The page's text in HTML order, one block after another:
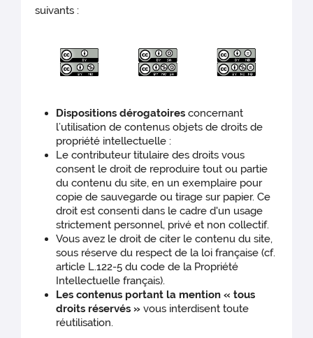
suivants :
Dispositions dérogatoires concernant
l’utilisation de contenus objets de droits de
propriété intellectuelle :
Le contributeur titulaire des droits vous
consent le droit de reproduire tout ou partie
du contenu du site, en un exemplaire pour
copie de sauvegarde ou tirage sur papier. Ce
droit est consenti dans le cadre d'un usage
strictement personnel, privé et non collectif.
Vous avez le droit de citer le contenu du site,
sous réserve du respect de la loi française (cf.
article L.122-5 du code de la Propriété
Intellectuelle français).
Les contenus portant la mention « tous
droits réservés » vous interdisent toute
réutilisation.